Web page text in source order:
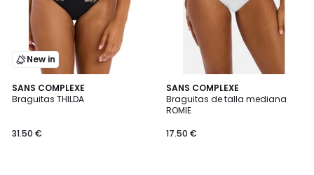
New in
SANS COMPLEXE
Braguitas THILDA
31.50 €
SANS COMPLEXE
Braguitas de talla mediana
ROMIE
17.50 €
2
Colores